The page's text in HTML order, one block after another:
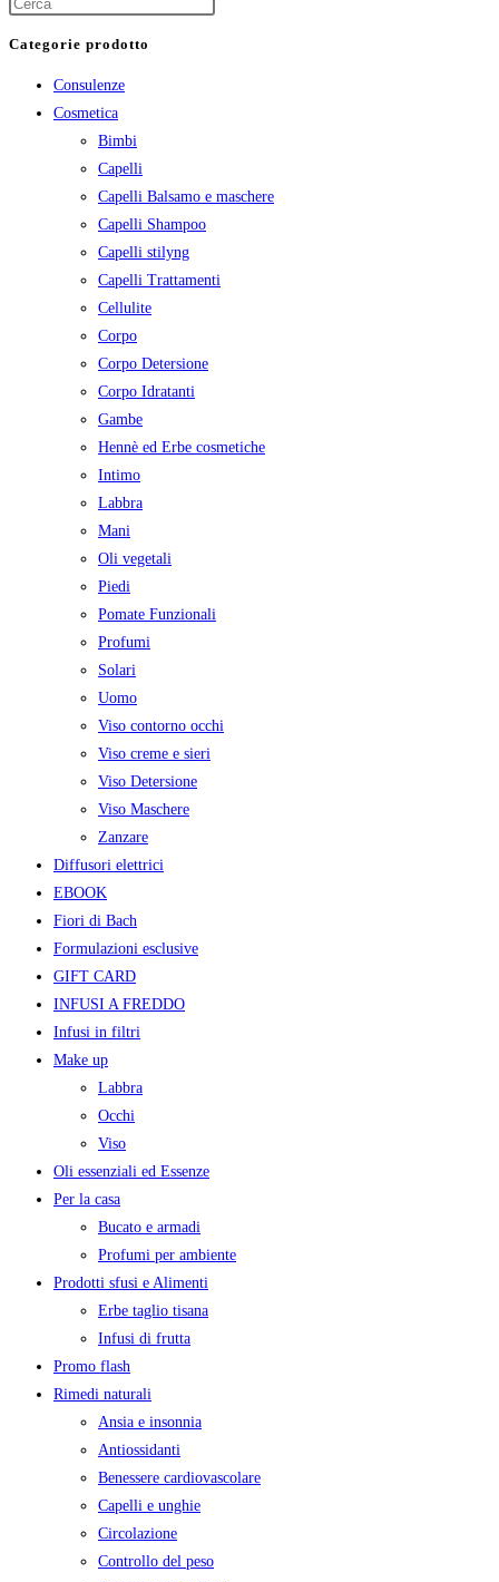
Categorie prodotto
Consulenze
Cosmetica
Bimbi
Capelli
Capelli Balsamo e maschere
Capelli Shampoo
Capelli stilyng
Capelli Trattamenti
Cellulite
Corpo
Corpo Detersione
Corpo Idratanti
Gambe
Hennè ed Erbe cosmetiche
Intimo
Labbra
Mani
Oli vegetali
Piedi
Pomate Funzionali
Profumi
Solari
Uomo
Viso contorno occhi
Viso creme e sieri
Viso Detersione
Viso Maschere
Zanzare
Diffusori elettrici
EBOOK
Fiori di Bach
Formulazioni esclusive
GIFT CARD
INFUSI A FREDDO
Infusi in filtri
Make up
Labbra
Occhi
Viso
Oli essenziali ed Essenze
Per la casa
Bucato e armadi
Profumi per ambiente
Prodotti sfusi e Alimenti
Erbe taglio tisana
Infusi di frutta
Promo flash
Rimedi naturali
Ansia e insonnia
Antiossidanti
Benessere cardiovascolare
Capelli e unghie
Circolazione
Controllo del peso